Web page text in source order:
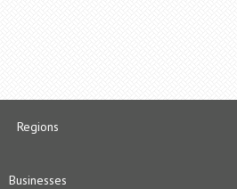
Regions
Businesses